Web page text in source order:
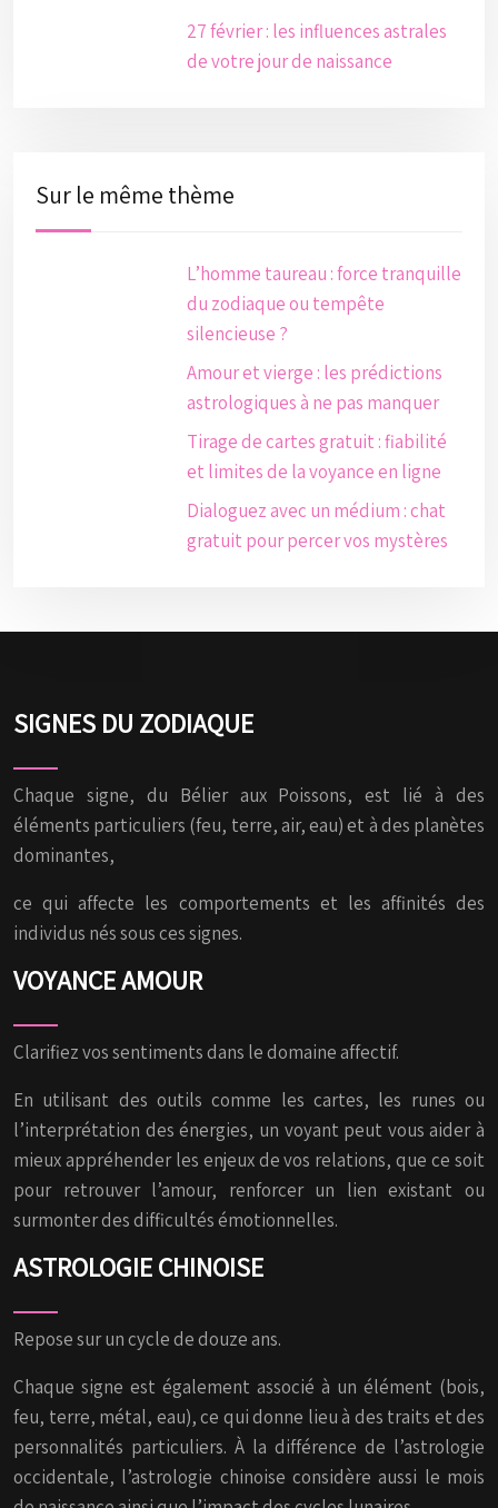
27 février : les influences astrales
de votre jour de naissance
Sur le même thème
L’homme taureau : force tranquille
du zodiaque ou tempête
silencieuse ?
Amour et vierge : les prédictions
astrologiques à ne pas manquer
Tirage de cartes gratuit : fiabilité
et limites de la voyance en ligne
Dialoguez avec un médium : chat
gratuit pour percer vos mystères
SIGNES DU ZODIAQUE
Chaque signe, du Bélier aux Poissons, est lié à des
éléments particuliers (feu, terre, air, eau) et à des planètes
dominantes,
ce qui affecte les comportements et les affinités des
individus nés sous ces signes.
VOYANCE AMOUR
Clarifiez vos sentiments dans le domaine affectif.
En utilisant des outils comme les cartes, les runes ou
l’interprétation des énergies, un voyant peut vous aider à
mieux appréhender les enjeux de vos relations, que ce soit
pour retrouver l’amour, renforcer un lien existant ou
surmonter des difficultés émotionnelles.
ASTROLOGIE CHINOISE
Repose sur un cycle de douze ans.
Chaque signe est également associé à un élément (bois,
feu, terre, métal, eau), ce qui donne lieu à des traits et des
personnalités particuliers. À la différence de l’astrologie
occidentale, l’astrologie chinoise considère aussi le mois